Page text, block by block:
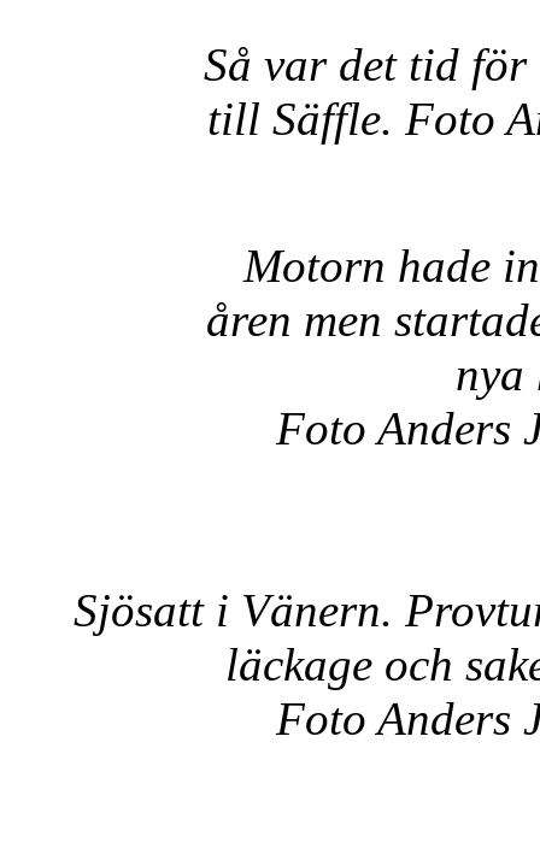
Så var det tid
till Säffle. Foto
Motorn hade
åren men
nya
Foto Anders
Sjösatt i Vänern.
läckage och
Foto Anders